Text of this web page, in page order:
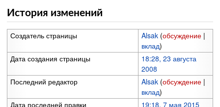
История изменений
Создатель страницы Alsak (обсуждение|
вклад)
Дата создания страницы
18:28, 23 августа
2008
Последний редактор
Alsak (обсуждение|
вклад)
Дата последней правки
19:18, 7 мая 2015